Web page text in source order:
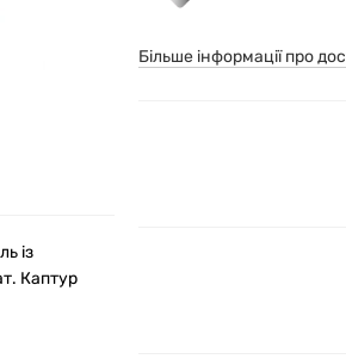
із
Каптур
Більше інформації про